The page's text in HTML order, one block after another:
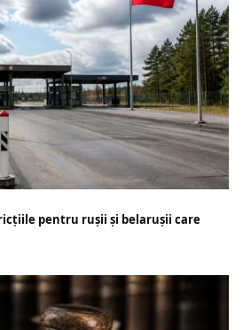
pentru rușii și belarușii care